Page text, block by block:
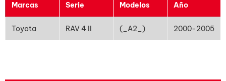
Marcas Serie Modelos Año
Toyota RAV 4 II (_A2_) 2000-2005